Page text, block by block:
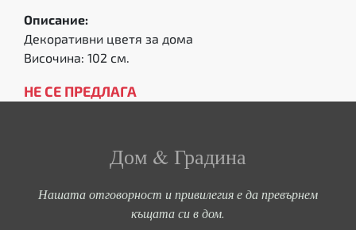
Описание:
Декоративни цветя за дома
Височина: 102 см.
НЕ СЕ ПРЕДЛАГА
Дом & Градина
Нашата отговорност и привилегия е да превърнем
къщата си в дом.